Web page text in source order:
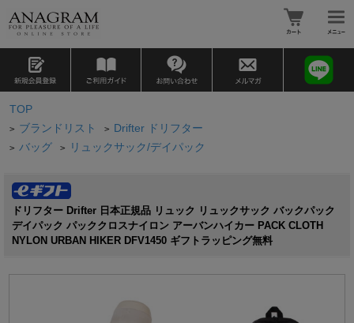
TOP
> ブランドリスト > Drifter ドリフター
> バッグ > リュックサック/デイパック
ドリフター Drifter 日本正規品 リュック リュックサック バックパック
デイパック パッククロスナイロン アーバンハイカー PACK CLOTH
NYLON URBAN HIKER DFV1450 ギフトラッピング無料